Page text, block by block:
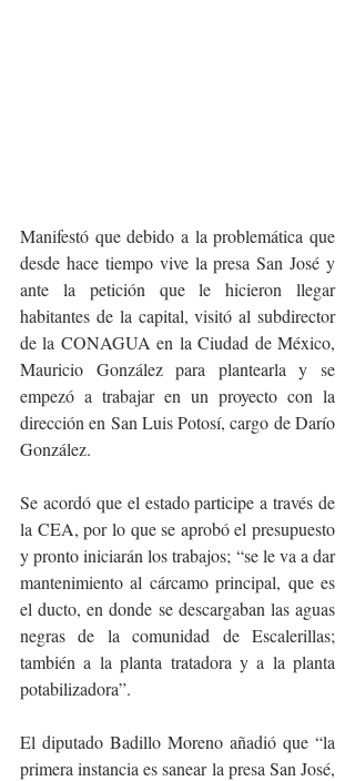
Manifestó que debido a la problemática que
desde hace tiempo vive la presa San José y
ante la petición que le hicieron llegar
habitantes de la capital, visitó al subdirector
de la CONAGUA en la Ciudad de México,
Mauricio González para plantearla y se
empezó a trabajar en un proyecto con la
dirección en San Luis Potosí, cargo de Darío
González.
Se acordó que el estado participe a través de
la CEA, por lo que se aprobó el presupuesto
y pronto iniciarán los trabajos; “se le va a dar
mantenimiento al cárcamo principal, que es
el ducto, en donde se descargaban las aguas
negras de la comunidad de Escalerillas;
también a la planta tratadora y a la planta
potabilizadora”.
El diputado Badillo Moreno añadió que “la
primera instancia es sanear la presa San José,